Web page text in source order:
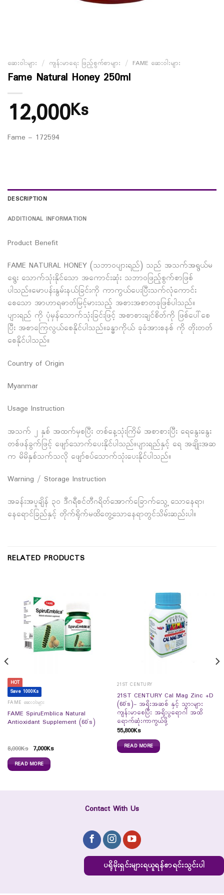
ဆေးဝါးများ / ကျန်းမာရေး ဖြည့်စွက်စာများ / FAME ဆေးဝါးများ
Fame Natural Honey 250ml
12,000Ks
Fame – 172594
DESCRIPTION
ADDITIONAL INFORMATION
Product Benefit
FAME NATURAL HONEY (သဘာ၀ပျားရည်) သည် အသက်အရွယ်မ
ရွေး သောက်သုံးနိုင်သော အကောင်းဆုံး သဘာ၀ဖြည့်စွက်စာဖြစ်
ပါသည်။မောပန်းနွမ်းနယ်ခြင်းကို ကာကွယ်ပေးပြီးသက်လုံကောင်း
စေသော အာဟာရဓာတ်မြင့်မားသည့် အစားအစာတခုဖြစ်ပါသည်။
ပျားရည် ကို ပုံမှန်သောက်သုံးခြင်းဖြင့် အစာစားချင်စိတ်ကို ဖြစ်ပေါ်စေ
ပြီး အစာကြေလွယ်စေနိုင်ပါသည်။ခန္ဓာကိုယ် ခုခံအားစနစ် ကို တိုးတတ်
စေနိုင်ပါသည်။
Country of Origin
Myanmar
Usage Instruction
အသက် ၂ နှစ် အထက်မှစပြီး တစ်နေ့သုံးကြိမ် အစာစားပြီး ရေနွေးနွေး
တစ်ဖန်ခွက်ဖြင့် ဖျော်သောက်ပေးနိုင်ပါသည်။ပျားရည်နှင့် ရေ အချိုးအဆ
က မိမိနှစ်သက်သလို ဖျော်စပ်သောက်သုံးပေးနိုင်ပါသည်။
Warning / Storage Instruction
အခန်းအပူချိန် ၃၀ ဒီဂရီစင်တီဂရိတ်အောက်ခြောက်သွေ့ သောနေရာ၊
နေရောင်ခြည်နှင့် တိုက်ရိုက်မထိတွေ့သောနေရာတွင်သိမ်းဆည်းပါ။
RELATED PRODUCTS
HOT
Save 1000Ks
FAME ဆေးဝါးများ
FAME SpiruEmblica Natural
Antioxidant Supplement (60`s)
8,000Ks 7,000Ks
READ MORE
21ST CENTURY
21ST CENTURY Cal Mag Zinc +D
(60`s)- အရိုးအဆစ် နှင့် သွားများ
ကျန်းမာစေပြီး အရိုးပွရောဂါ အထိ
ရောက်ဆုံးကာကွယ်ဖို့
55,800Ks
READ MORE
Contact With Us
ပရိုမိုးရှင်းများရယူရန်စာရင်းသွင်းပါ